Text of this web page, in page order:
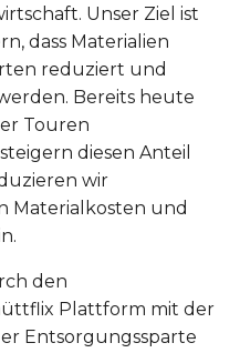
Unser Ziel ist
dass Materialien
reduziert und
Bereits heute
Touren
diesen Anteil
wir
Materialkosten und
den
Plattform mit der
Entsorgungssparte